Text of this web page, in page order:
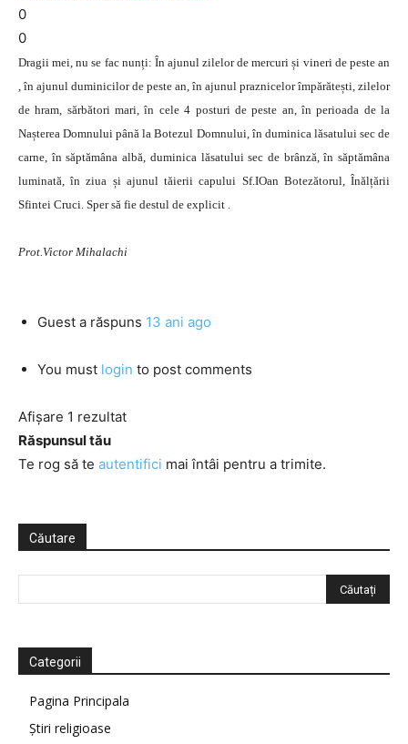
0
0
Dragii mei, nu se fac nunți: În ajunul zilelor de mercuri și vineri de peste an
, în ajunul duminicilor de peste an, în ajunul praznicelor împărătești, zilelor
de hram, sărbători mari, în cele 4 posturi de peste an, în perioada de la
Nașterea Domnului până la Botezul Domnului, în duminica lăsatului sec de
carne, în săptămâna albă, duminica lăsatului sec de brânză, în săptămâna
luminată, în ziua și ajunul tăierii capului Sf.IOan Botezătorul, Înălțării
Sfintei Cruci. Sper să fie destul de explicit .
Prot.Victor Mihalachi
Guest a răspuns 13 ani ago
You must login to post comments
Afișare 1 rezultat
Răspunsul tău
Te rog să te autentifici mai întâi pentru a trimite.
Căutare
Categorii
Pagina Principala
Știri religioase